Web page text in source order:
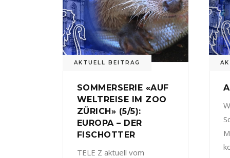
AKTUELL BEITRAG
SOMMERSERIE «AUF
WELTREISE IM ZOO
ZÜRICH» (5/5):
EUROPA – DER
FISCHOTTER
TELE Z aktuell vom